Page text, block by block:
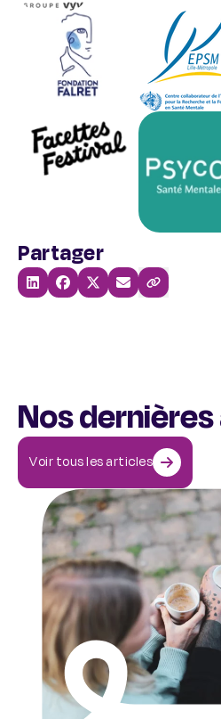
Partager
Partager sur linkedin
Partager sur facebook
Partager sur x-twitter
Partager par mail
Copier le
Nos
Voir tous les articles
Comment aider une